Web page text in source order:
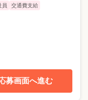
員
交通費支給
募画面へ進む